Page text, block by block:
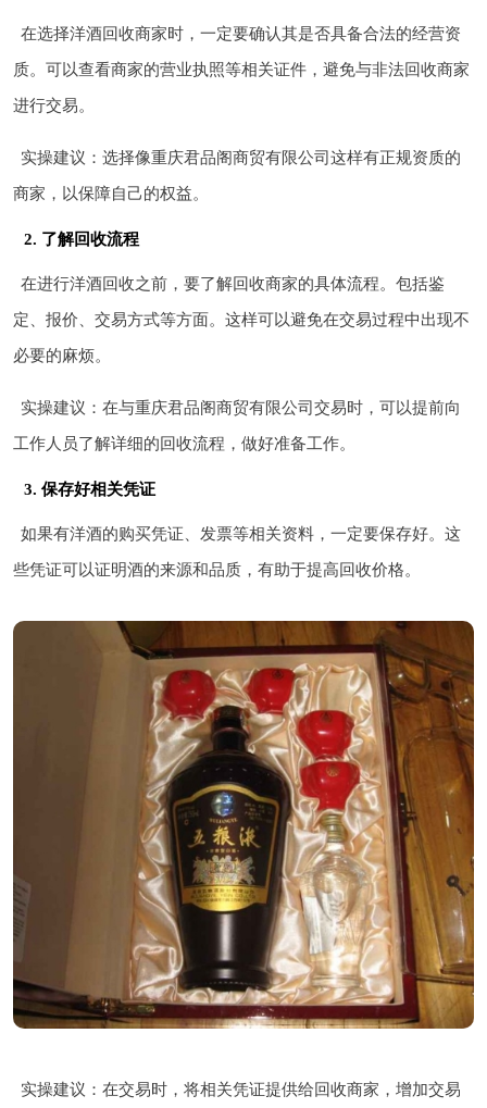
在选择洋酒回收商家时，一定要确认其是否具备合法的经营资
质。可以查看商家的营业执照等相关证件，避免与非法回收商家
进行交易。
实操建议：选择像重庆君品阁商贸有限公司这样有正规资质的
商家，以保障自己的权益。
2. 了解回收流程
在进行洋酒回收之前，要了解回收商家的具体流程。包括鉴
定、报价、交易方式等方面。这样可以避免在交易过程中出现不
必要的麻烦。
实操建议：在与重庆君品阁商贸有限公司交易时，可以提前向
工作人员了解详细的回收流程，做好准备工作。
3. 保存好相关凭证
如果有洋酒的购买凭证、发票等相关资料，一定要保存好。这
些凭证可以证明酒的来源和品质，有助于提高回收价格。
实操建议：在交易时，将相关凭证提供给回收商家，增加交易